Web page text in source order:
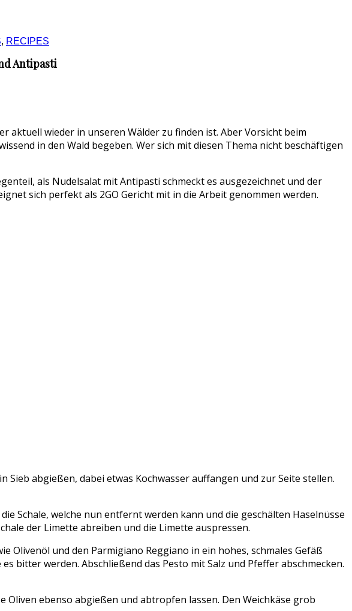
, RECIPES
Antipasti
aktuell wieder in unseren Wälder zu finden ist. Aber Vorsicht beim
in den Wald begeben. Wer sich mit diesen Thema nicht beschäftigen
als Nudelsalat mit Antipasti schmeckt es ausgezeichnet und der
sich perfekt als 2GO Gericht mit in die Arbeit genommen werden.
Sieb abgießen, dabei etwas Kochwasser auffangen und zur Seite stellen.
Schale, welche nun entfernt werden kann und die geschälten Haselnüsse
der Limette abreiben und die Limette auspressen.
Olivenöl und den Parmigiano Reggiano in ein hohes, schmales Gefäß
bitter werden. Abschließend das Pesto mit Salz und Pfeffer abschmecken.
ebenso abgießen und abtropfen lassen. Den Weichkäse grob